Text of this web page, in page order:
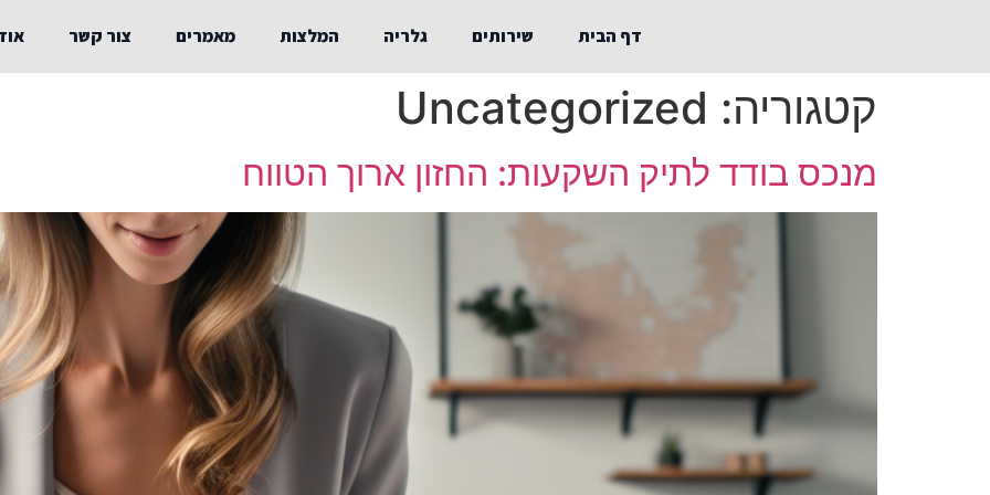
דף הבית שירותים גלריה המלצות מאמרים צור קשר
קטגוריה: Uncategorized
מנכס בודד לתיק השקעות: החזון ארוך הטווח